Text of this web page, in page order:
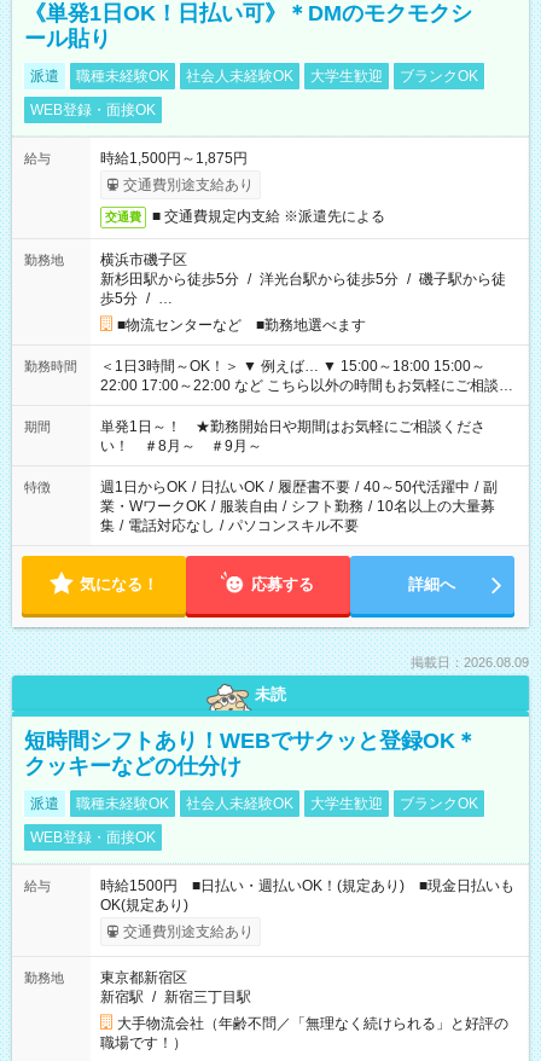
《単発1日OK！日払い可》＊DMのモクモクシ
ール貼り
派遣 職種未経験OK 社会人未経験OK 大学生歓迎
ブランクOK
WEB登録・面接OK
給与
時給1,500円～1,875円
交通費別途支給あり
交通費 ■ 交通費規定内支給 ※派遣先による
勤務地
横浜市磯子区
新杉田駅から徒歩5分 / 洋光台駅から徒歩5分 / 磯子駅から徒
歩5分 / …
■物流センターなど ■勤務地選べます
勤務時間
＜1日3時間～OK！＞ ▼ 例えば… ▼ 15:00～18:00 15:00～
22:00 17:00～22:00 など こちら以外の時間もお気軽にご相談く
ださい！
期間
単発1日～！ ★勤務開始日や期間はお気軽にご相談くださ
い！ ＃8月～ ＃9月～
特徴 週1日からOK / 日払いOK / 履歴書不要 / 40～50代活躍中 / 副
業・WワークOK / 服装自由 / シフト勤務 / 10名以上の大量募
集 / 電話対応なし / パソコンスキル不要
気になる！ 応募する 詳細へ
掲載日：2026.08.09
未読
短時間シフトあり！WEBでサクッと登録OK＊
クッキーなどの仕分け
派遣 職種未経験OK 社会人未経験OK 大学生歓迎
ブランクOK
WEB登録・面接OK
給与
時給1500円 ■日払い・週払いOK！(規定あり) ■現金日払いも
OK(規定あり)
交通費別途支給あり
勤務地
東京都新宿区
新宿駅 / 新宿三丁目駅
大手物流会社（年齢不問／「無理なく続けられる」と好評の
職場です！）